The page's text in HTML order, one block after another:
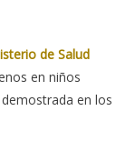
de Salud
en niños
en los